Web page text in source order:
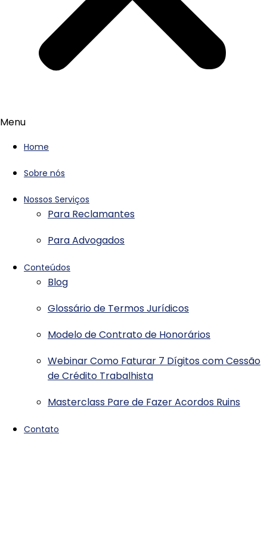
Menu
Home
Sobre nós
Nossos Serviços
Para Reclamantes
Para Advogados
Conteúdos
Blog
Glossário de Termos Jurídicos
Modelo de Contrato de Honorários
Webinar Como Faturar 7 Dígitos com Cessão
de Crédito Trabalhista
Masterclass Pare de Fazer Acordos Ruins
Contato